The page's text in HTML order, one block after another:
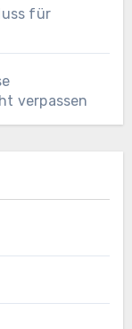
für
verpassen